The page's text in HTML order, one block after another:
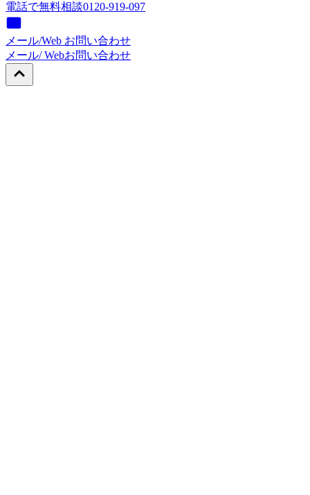
電話で無料相談0120-919-097
メール/Web お問い合わせ
メール/ Webお問い合わせ